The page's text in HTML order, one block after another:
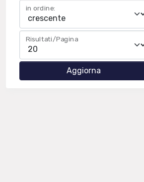
in ordine:
Risultati/Pagina